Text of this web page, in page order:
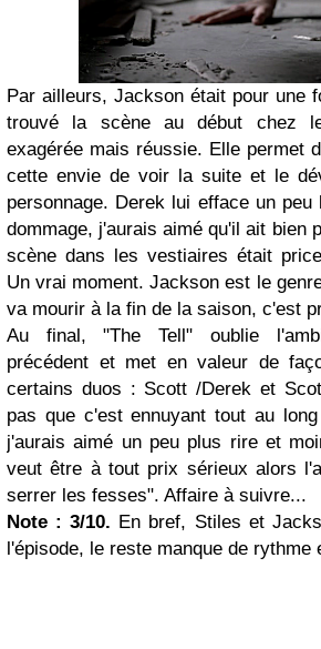
Par ailleurs, Jackson était pour une
trouvé la scène au début chez
exagérée mais réussie. Elle permet
cette envie de voir la suite et le
personnage. Derek lui efface un
dommage, j'aurais aimé qu'il ait bien
scène dans les vestiaires était
Un vrai moment. Jackson est le
va mourir à la fin de la saison, c'est
Au final, "The Tell" oublie
précédent et met en valeur de
certains duos : Scott /Derek et
pas que c'est ennuyant tout au
j'aurais aimé un peu plus rire et
veut être à tout prix sérieux alors
serrer les fesses". Affaire à suivre...
Note : 3/10. En bref, Stiles et
l'épisode, le reste manque de rythme